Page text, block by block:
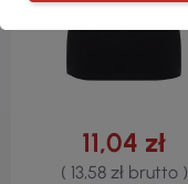
11,04 zł
( 13,58 zł brutto )